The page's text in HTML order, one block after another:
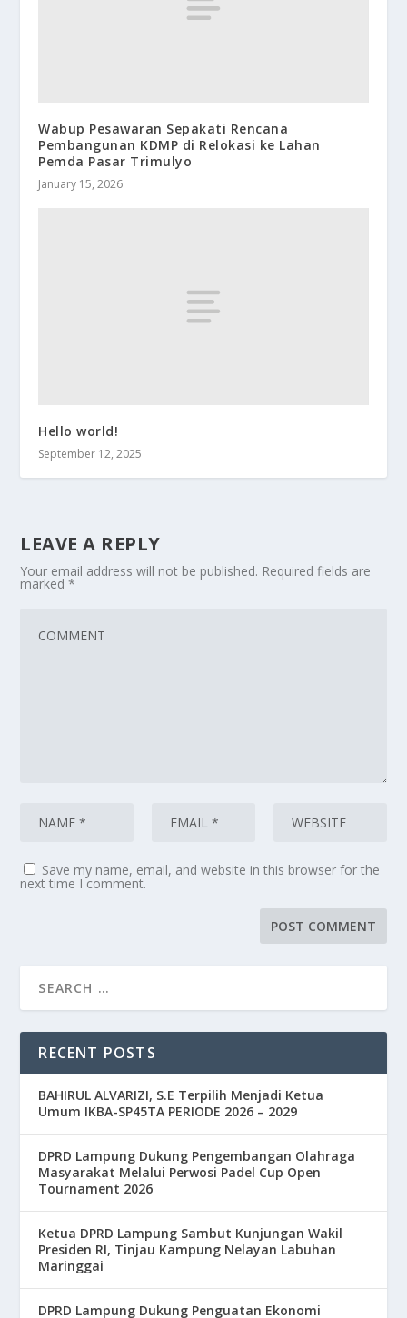
Wabup Pesawaran Sepakati Rencana
Pembangunan KDMP di Relokasi ke Lahan
Pemda Pasar Trimulyo
January 15, 2026
Hello world!
September 12, 2025
LEAVE A REPLY
Your email address will not be published. Required fields are
marked*
Save my name, email, and website in this browser for the
next time I comment.
RECENT POSTS
BAHIRUL ALVARIZI, S.E Terpilih Menjadi Ketua
Umum IKBA-SP45TA PERIODE 2026 – 2029
DPRD Lampung Dukung Pengembangan Olahraga
Masyarakat Melalui Perwosi Padel Cup Open
Tournament 2026
Ketua DPRD Lampung Sambut Kunjungan Wakil
Presiden RI, Tinjau Kampung Nelayan Labuhan
Maringgai
DPRD Lampung Dukung Penguatan Ekonomi